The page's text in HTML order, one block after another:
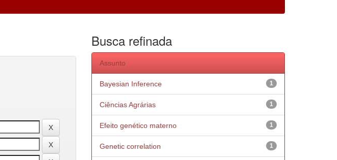
Busca refinada
Assunto
1
Bayesian Inference
1
Ciências Agrárias
1
Efeito genético materno
1
Genetic correlation